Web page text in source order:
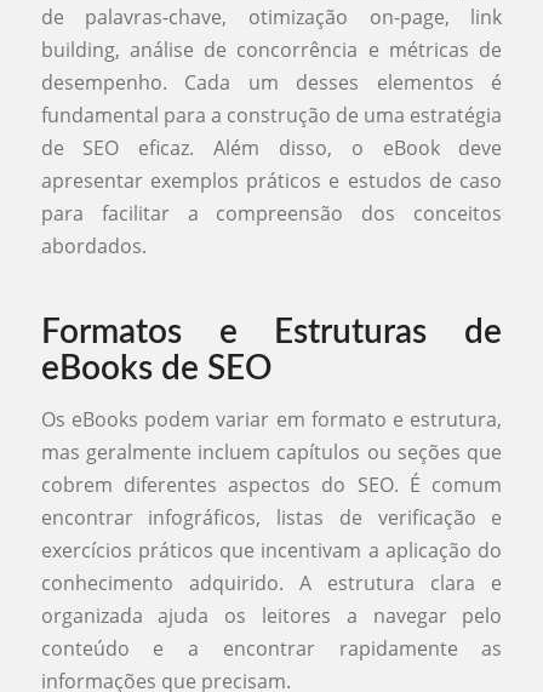
de palavras-chave, otimização on-page, link
building, análise de concorrência e métricas de
desempenho. Cada um desses elementos é
fundamental para a construção de uma estratégia
de SEO eficaz. Além disso, o eBook deve
apresentar exemplos práticos e estudos de caso
para facilitar a compreensão dos conceitos
abordados.
Formatos e Estruturas de
eBooks de SEO
Os eBooks podem variar em formato e estrutura,
mas geralmente incluem capítulos ou seções que
cobrem diferentes aspectos do SEO. É comum
encontrar infográficos, listas de verificação e
exercícios práticos que incentivam a aplicação do
conhecimento adquirido. A estrutura clara e
organizada ajuda os leitores a navegar pelo
conteúdo e a encontrar rapidamente as
informações que precisam.